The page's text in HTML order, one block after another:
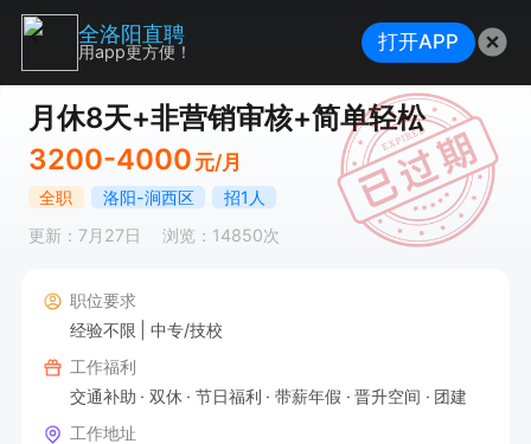
月休8天+非营销审核+简单轻松
3200-4000 元/月
全职 洛阳-涧西区
招1人
更新：7月27日
浏览：14850次
职位要求
经验不限
中专/技校
工作福利
交通补助
双休 节日福利 带薪年假 晋升空间
团建
工作地址
全洛阳直聘
用app更方便！ 打开APP